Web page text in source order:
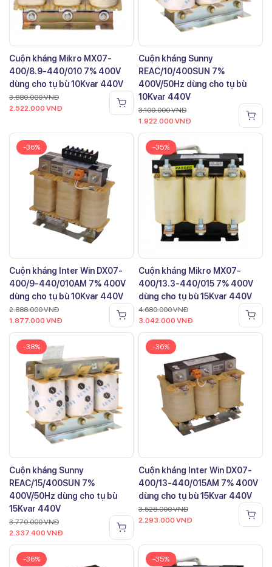
Cuộn kháng Mikro MX07-
400/8.9-440/010 7% 400V
dùng cho tụ bù 10Kvar 440V
3.880.000VNĐ
2.522.000 VNĐ
Cuộn kháng Sunny
REAC/10/400SUN 7%
400V/50Hz dùng cho tụ bù
10Kvar 440V
3.100.000VNĐ
1.922.000 VNĐ
-36%
Cuộn kháng Inter Win DX07-
400/9-440/010AM 7% 400V
dùng cho tụ bù 10Kvar 440V
2.888.000VNĐ
1.877.000 VNĐ
-35%
Cuộn kháng Mikro MX07-
400/13.3-440/015 7% 400V
dùng cho tụ bù 15Kvar 440V
4.680.000VNĐ
3.042.000 VNĐ
-38%
Cuộn kháng Sunny
REAC/15/400SUN 7%
400V/50Hz dùng cho tụ bù
15Kvar 440V
3.770.000VNĐ
2.337.400 VNĐ
-36%
Cuộn kháng Inter Win DX07-
400/13-440/015AM 7% 400V
dùng cho tụ bù 15Kvar 440V
3.528.000VNĐ
2.293.000 VNĐ
-36% -35%